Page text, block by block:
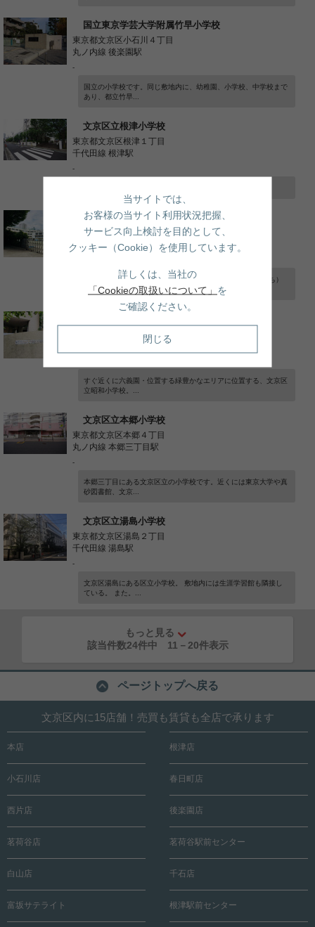
国立東京学芸大学附属竹早小学校
東京都文京区小石川４丁目
丸ノ内線 後楽園駅
-
国立の小学校です。同じ敷地内に、幼稚園、小学校、中学校まで
あり、都立竹早...
文京区立根津小学校
東京都文京区根津１丁目
千代田線 根津駅
-
文京区立駕籠町小学校
東京都文京区本駒込２丁目
都営三田線 千石駅
住宅街の中に位置するこちらの、 文京区立駕籠町（かごまち）
小学校。近...
東京都文京区本駒込２丁目
すぐ近くに六義園・位置する緑豊かなエリアに位置する、文京区
立昭和小学校。...
文京区立本郷小学校
東京都文京区本郷４丁目
丸ノ内線 本郷三丁目駅
-
本郷三丁目にある文京区立の小学校です。近くには東京大学や真
砂図書館、文京...
文京区立湯島小学校
東京都文京区湯島２丁目
千代田線 湯島駅
-
文京区湯島にある区立小学校。 敷地内には生涯学習館も隣接し
ている。 また。...
もっと見る
該当件数24件中 11 － 20件表示
ページトップへ戻る
文京区内に15店舗！売買も賃貸も全店で承ります
本店 根津店
小石川店 春日町店
西片店 後楽園店
茗荷谷店 茗荷谷駅前センター
白山店 千石店
富坂サテライト 根津駅前センター
当サイトでは、
お客様の当サイト利用状況把握、
サービス向上検討を目的として、
クッキー（Cookie）を使用しています。
詳しくは、当社の
「Cookieの取扱いについて」 を
ご確認ください。
閉じる